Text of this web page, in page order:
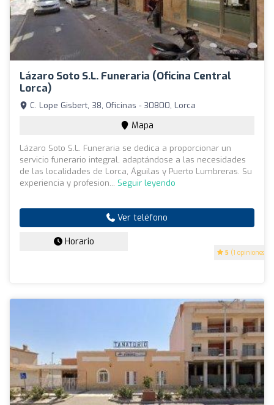
Lázaro Soto S.L. Funeraria (Oficina Central
Lorca)
5 (1 opiniones)
C. Lope Gisbert, 38, Oficinas - 30800, Lorca
Mapa
Lázaro Soto S.L. Funeraria se dedica a proporcionar un
servicio funerario integral, adaptándose a las necesidades
de las localidades de Lorca, Águilas y Puerto Lumbreras. Su
experiencia y profesion... Seguir leyendo
Ver teléfono
Horario